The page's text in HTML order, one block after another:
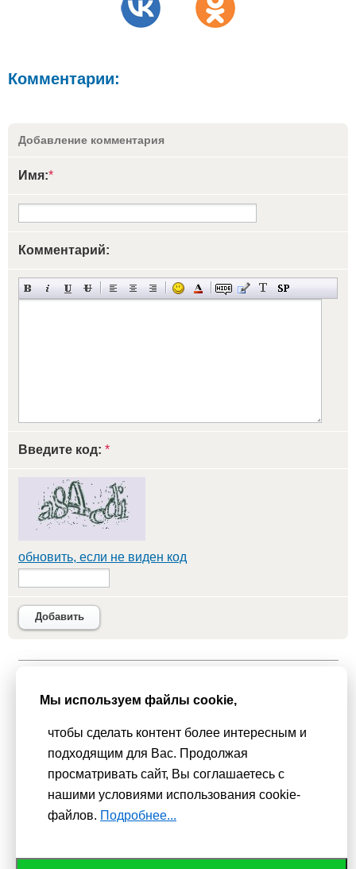
Комментарии:
Добавление комментария
Имя:*
Комментарий:
Введите код: *
обновить, если не виден код
Добавить
Вас это не устраивает, пожалуйста, покиньте сайт.
При использовании материалов активная гиперссылка на
Сhudesenka.ru обязательна. © 2010 - 2026
Копирование мастер-классов без согласования с
администрацией сайта запрещено
Мы используем файлы cookie,
чтобы сделать контент более интересным и
подходящим для Вас. Продолжая
просматривать сайт, Вы соглашаетесь с
нашими условиями использования cookie-
файлов. Подробнее...